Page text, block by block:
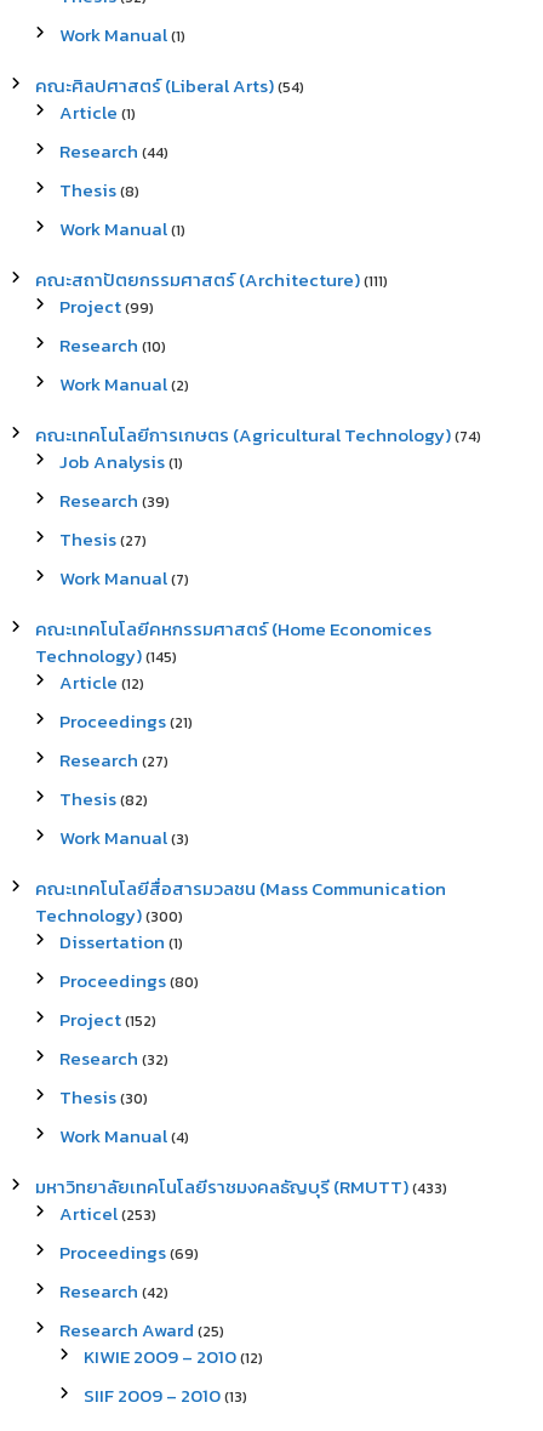
Work Manual(1)
คณะศิลปศาสตร์ (Liberal Arts)(54)
Article (1)
Research (44)
Thesis(8)
Work Manual(1)
คณะสถาปัตยกรรมศาสตร์ (Architecture)(111)
Project(99)
Research (10)
Work Manual(2)
คณะเทคโนโลยีการเกษตร (Agricultural Technology)(74)
Job Analysis(1)
Research (39)
Thesis(27)
Work Manual(7)
คณะเทคโนโลยีคหกรรมศาสตร์ (Home Economices
Technology)(145)
Article (12)
Proceedings(21)
Research (27)
Thesis(82)
Work Manual(3)
คณะเทคโนโลยีสื่อสารมวลชน (Mass Communication
Technology)(300)
Dissertation (1)
Proceedings(80)
Project(152)
Research (32)
Thesis(30)
Work Manual(4)
มหาวิทยาลัยเทคโนโลยีราชมงคลธัญบุรี (RMUTT)(433)
Articel(253)
Proceedings(69)
Research (42)
Research Award (25)
KIWIE 2009 – 2010(12)
SIIF 2009 – 2010(13)